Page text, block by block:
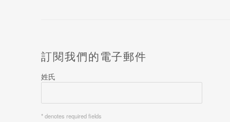
訂閱我們的電子郵件
姓氏
* denotes required fields